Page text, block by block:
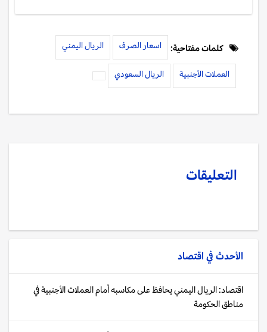
كلمات مفتاحية: اسعار الصرف الريال اليمني
العملات الأجنبية الريال السعودي
التعليقات
الأحدث في اقتصاد
اقتصاد: الريال اليمني يحافظ على مكاسبه أمام العملات الأجنبية في
مناطق الحكومة